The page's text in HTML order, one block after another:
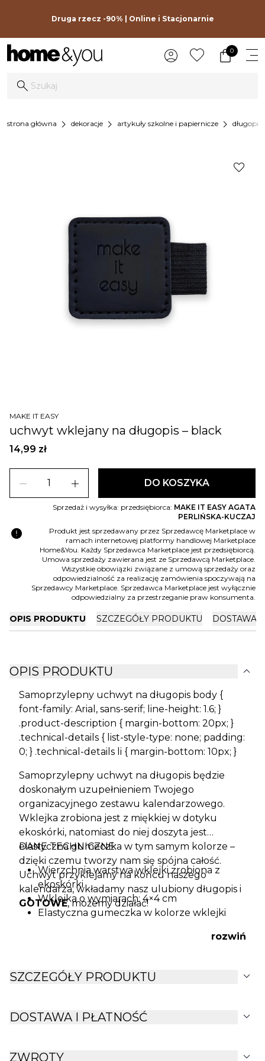
Druga rzecz -90% | Online i Stacjonarnie
0
strona główna chevron_right dekoracje chevron_right artykuły szkolne i papiernicze chevron_right
MAKE IT EASY
uchwyt wklejany na długopis – black
14,99 zł
remove add DO KOSZYKA
Sprzedaż i wysyłka: przedsiębiorca: MAKE IT EASY AGATA
PERLIŃSKA-KUCZAJ
error
Produkt jest sprzedawany przez Sprzedawcę Marketplace w
ramach internetowej platformy handlowej Marketplace
Home&You. Każdy Sprzedawca Marketplace jest przedsiębiorcą.
Umowa sprzedaży zawierana jest ze Sprzedawcą Marketplace.
Wszystkie obowiązki związane z umową sprzedaży oraz
odpowiedzialność za realizację zamówienia spoczywają na
Sprzedawcy Marketplace. Sprzedawca Marketplace jest wyłącznie
odpowiedzialny za przestrzeganie praw konsumenta.
favorite
OPIS PRODUKTU SZCZEGÓŁY PRODUKTU DOSTAWA
OPIS PRODUKTU expand_more
Samoprzylepny uchwyt na długopis body {
font-family: Arial, sans-serif; line-height: 1.6; }
.product-description { margin-bottom: 20px; }
.technical-details { list-style-type: none; padding:
0; } .technical-details li { margin-bottom: 10px; }
Samoprzylepny uchwyt na długopis będzie
doskonałym uzupełnieniem Twojego
organizacyjnego zestawu kalendarzowego.
Wklejka zrobiona jest z miękkiej w dotyku
ekoskórki, natomiast do niej doszyta jest
elastyczna gumeczka w tym samym kolorze –
dzięki czemu tworzy nam się spójna całość.
Uchwyt przyklejamy na końcu naszego
kalendarza, wkładamy nasz ulubiony długopis i
GOTOWE, możemy działać!
DANE TECHNICZNE:
Wierzchnia warstwa wklejki zrobiona z
ekoskórki
Wklejka o wymiarach: 4×4 cm
Elastyczna gumeczka w kolorze wklejki
rozwiń
SZCZEGÓŁY PRODUKTU expand_more
DOSTAWA I PŁATNOŚĆ expand_more
ZWROTY expand_more